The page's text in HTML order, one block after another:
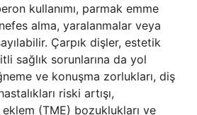
kullanımı, parmak emme
nefes alma, yaralanmalar veya
Çarpık dişler, estetik
sağlık sorunlarına da yol
ve konuşma zorlukları, diş
riski artışı,
(TME) bozuklukları ve